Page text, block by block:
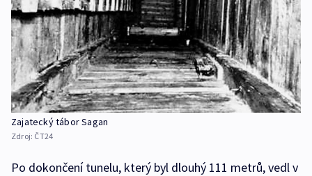
Zajatecký tábor Sagan
Zdroj: ČT24
Po dokončení tunelu, který byl dlouhý 111 metrů, vedl v